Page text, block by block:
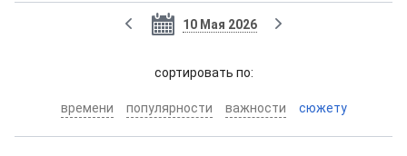
10 Мая 2026
cортировать по:
времени популярности важности сюжету